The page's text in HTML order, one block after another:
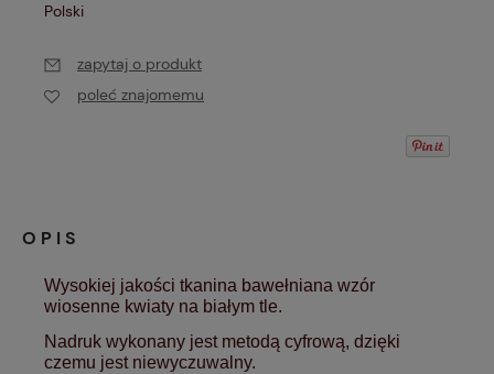
Polski
zapytaj o produkt
poleć znajomemu
OPIS
Wysokiej jakości tkanina bawełniana wzór
wiosenne kwiaty na białym tle.
Nadruk wykonany jest metodą cyfrową, dzięki
czemu jest niewyczuwalny.